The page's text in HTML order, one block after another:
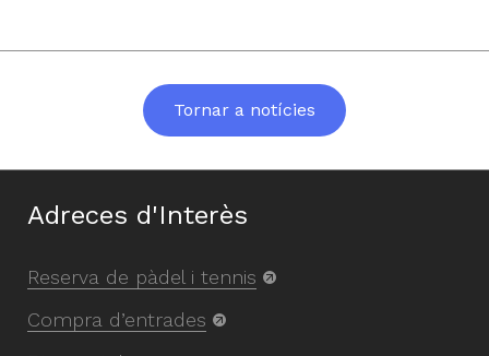
Tornar a notícies
Adreces d'Interès
Reserva de pàdel i tennis
Compra d’entrades